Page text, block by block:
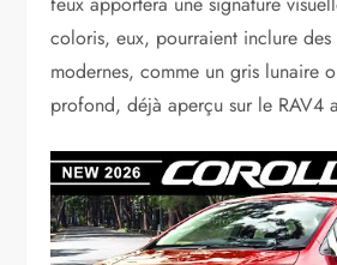
coloris, eux, pourraient inclure des
modernes, comme un gris lunaire
profond, déjà aperçu sur le RAV4